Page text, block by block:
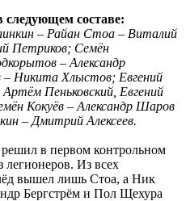
составе:
– Райан Стоа – Виталий
Петриков; Семён
– Александр
– Никита Хлыстов; Евгений
Пеньковский, Евгений
Кокуёв – Александр Шаров
– Дмитрий Алексеев.
решил в первом контрольном
легионеров. Из всех
вышел лишь Стоа, а Ник
Бергстрём и Пол Щехура